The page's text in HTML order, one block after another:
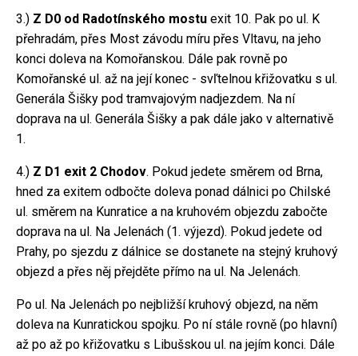
3.) Z D0 od Radotínského mostu exit 10. Pak po ul. K
přehradám, přes Most závodu míru přes Vltavu, na jeho
konci doleva na Komořanskou. Dále pak rovně po
Komořanské ul. až na její konec - svľtelnou křižovatku s ul.
Generála Šišky pod tramvajovým nadjezdem. Na ní
doprava na ul. Generála Šišky a pak dále jako v alternativě
1.
4.) Z D1 exit 2 Chodov. Pokud jedete směrem od Brna,
hned za exitem odbočte doleva ponad dálnici po Chilské
ul. směrem na Kunratice a na kruhovém objezdu zabočte
doprava na ul. Na Jelenách (1. výjezd). Pokud jedete od
Prahy, po sjezdu z dálnice se dostanete na stejný kruhový
objezd a přes něj přejděte přímo na ul. Na Jelenách.
Po ul. Na Jelenách po nejbližší kruhový objezd, na něm
doleva na Kunratickou spojku. Po ní stále rovně (po hlavní)
až po až po křižovatku s Libušskou ul. na jejím konci. Dále